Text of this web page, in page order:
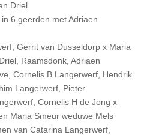
Driel
6 geerden met Adriaen
Gerrit van Dusseldorp x Maria
Raamsdonk, Adriaen
Cornelis B Langerwerf, Hendrik
Langerwerf, Pieter
Cornelis H de Jong x
Maria Smeur weduwe Mels
van Catarina Langerwerf,